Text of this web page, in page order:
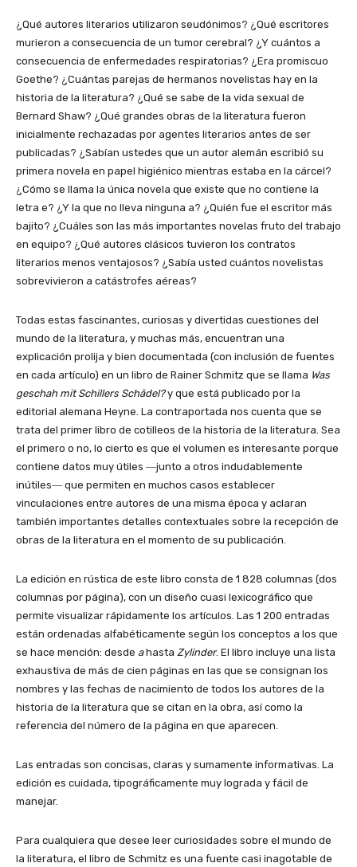
¿Qué autores literarios utilizaron seudónimos? ¿Qué escritores
murieron a consecuencia de un tumor cerebral? ¿Y cuántos a
consecuencia de enfermedades respiratorias? ¿Era promiscuo
Goethe? ¿Cuántas parejas de hermanos novelistas hay en la
historia de la literatura? ¿Qué se sabe de la vida sexual de
Bernard Shaw? ¿Qué grandes obras de la literatura fueron
inicialmente rechazadas por agentes literarios antes de ser
publicadas? ¿Sabían ustedes que un autor alemán escribió su
primera novela en papel higiénico mientras estaba en la cárcel?
¿Cómo se llama la única novela que existe que no contiene la
letra e? ¿Y la que no lleva ninguna a? ¿Quién fue el escritor más
bajito? ¿Cuáles son las más importantes novelas fruto del trabajo
en equipo? ¿Qué autores clásicos tuvieron los contratos
literarios menos ventajosos? ¿Sabía usted cuántos novelistas
sobrevivieron a catástrofes aéreas?
Todas estas fascinantes, curiosas y divertidas cuestiones del
mundo de la literatura, y muchas más, encuentran una
explicación prolija y bien documentada (con inclusión de fuentes
en cada artículo) en un libro de Rainer Schmitz que se llama Was
geschah mit Schillers Schädel?y que está publicado por la
editorial alemana Heyne. La contraportada nos cuenta que se
trata del primer libro de cotilleos de la historia de la literatura. Sea
el primero o no, lo cierto es que el volumen es interesante porque
contiene datos muy útiles ―junto a otros indudablemente
inútiles― que permiten en muchos casos establecer
vinculaciones entre autores de una misma época y aclaran
también importantes detalles contextuales sobre la recepción de
obras de la literatura en el momento de su publicación.
La edición en rústica de este libro consta de 1 828 columnas (dos
columnas por página), con un diseño cuasi lexicográfico que
permite visualizar rápidamente los artículos. Las 1 200 entradas
están ordenadas alfabéticamente según los conceptos a los que
se hace mención: desde ahasta Zylinder. El libro incluye una lista
exhaustiva de más de cien páginas en las que se consignan los
nombres y las fechas de nacimiento de todos los autores de la
historia de la literatura que se citan en la obra, así como la
referencia del número de la página en que aparecen.
Las entradas son concisas, claras y sumamente informativas. La
edición es cuidada, tipográficamente muy lograda y fácil de
manejar.
Para cualquiera que desee leer curiosidades sobre el mundo de
la literatura, el libro de Schmitz es una fuente casi inagotable de